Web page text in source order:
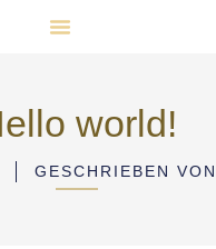
world!
GESCHRIEBEN VON